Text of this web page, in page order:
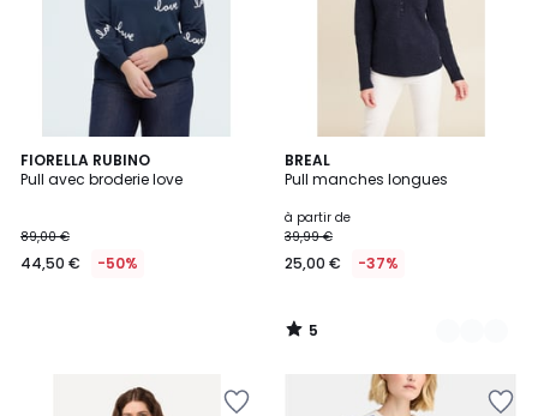
FIORELLA RUBINO
Pull avec broderie love
89,00 €
44,50 € -50%
BREAL
Pull manches longues
à partir de
39,99 €
25,00 € -37%
5
/
5
Couleurs
5
/